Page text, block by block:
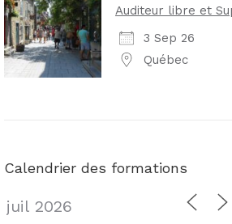
Auditeur libre et
3 Sep 26
Québec
Calendrier des formations